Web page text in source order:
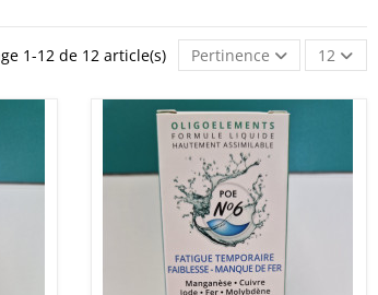
1-12 de 12 article(s) Pertinence 12